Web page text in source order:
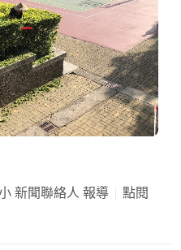
新聞聯絡人 報導
點閱